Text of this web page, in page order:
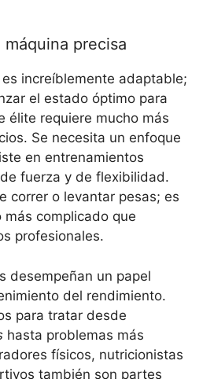
precisa
increíblemente adaptable;
el estado óptimo para
élite requiere mucho más
Se necesita un enfoque
en entrenamientos
fuerza y de flexibilidad.
correr o levantar pesas; es
más complicado que
profesionales.
desempeñan un papel
del rendimiento.
para tratar desde
hasta problemas más
físicos, nutricionistas
también son partes